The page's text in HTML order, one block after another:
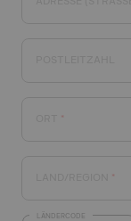
LÄNDERCODE